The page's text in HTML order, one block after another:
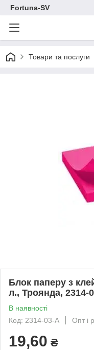
Fortuna-SV
Товари та послуги
Блок паперу з
л., Троянда, 2314-
В наявності
Код: 2314-03-A
Опт і
19,60 ₴